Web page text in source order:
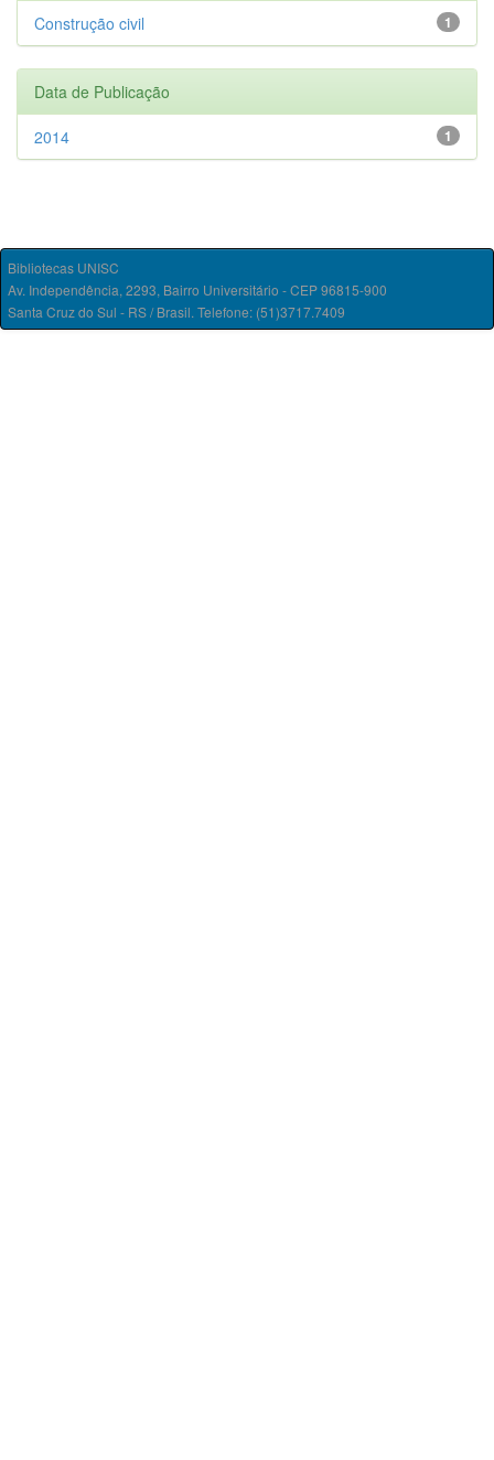
1
Construção civil
Data de Publicação
1
2014
Bibliotecas UNISC
Av. Independência, 2293, Bairro Universitário - CEP 96815-900
Santa Cruz do Sul - RS / Brasil. Telefone: (51)3717.7409